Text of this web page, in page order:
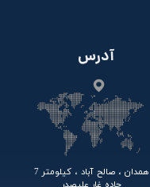
همدان ، صالح آباد ، کیلومتر 7
آدرس